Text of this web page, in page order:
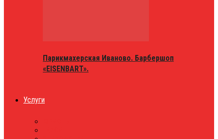
Парикмахерская Иваново. Барбершоп
«EISENBART».
Услуги